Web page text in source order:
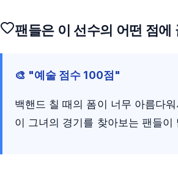
팬들은 이 선수의 어떤 점에
🎨 "예술 점수 100점"
백핸드 칠 때의 폼이 너무 아름다
이 그녀의 경기를 찾아보는 팬들이